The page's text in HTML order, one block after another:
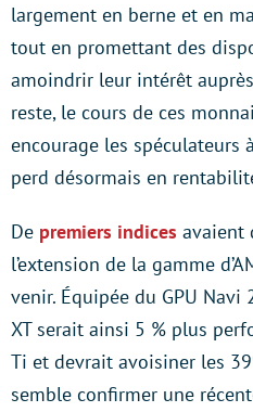
largement en berne et en
tout en promettant des
amoindrir leur intérêt
reste, le cours de ces
encourage les spéculateurs à
perd désormais en
De premiers indices avaient
l’extension de la gamme
venir. Équipée du GPU Navi
XT serait ainsi 5 % plus
Ti et devrait avoisiner les
semble confirmer une